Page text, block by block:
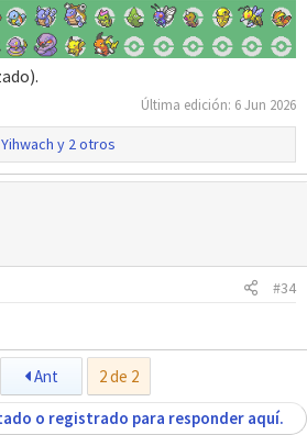
Última edición: 6 Jun 2026
Yihwach y 2 otros
#34
Ant
2 de 2
o registrado para responder aquí.